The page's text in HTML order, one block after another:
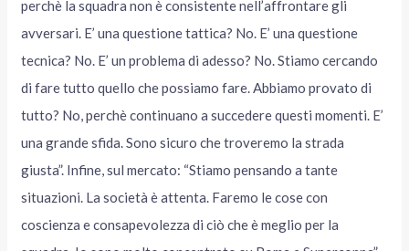
perchè la squadra non è consistente nell’affrontare gli
avversari. E’ una questione tattica? No. E’ una questione
tecnica? No. E’ un problema di adesso? No. Stiamo cercando
di fare tutto quello che possiamo fare. Abbiamo provato di
tutto? No, perchè continuano a succedere questi momenti. E’
una grande sfida. Sono sicuro che troveremo la strada
giusta”. Infine, sul mercato: “Stiamo pensando a tante
situazioni. La società è attenta. Faremo le cose con
coscienza e consapevolezza di ciò che è meglio per la